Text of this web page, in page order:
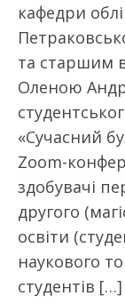
кафедри
та старшим
Оленою
«Сучасний
Zoom-
здобувачі
другого
освіти
наукового
студентів […]